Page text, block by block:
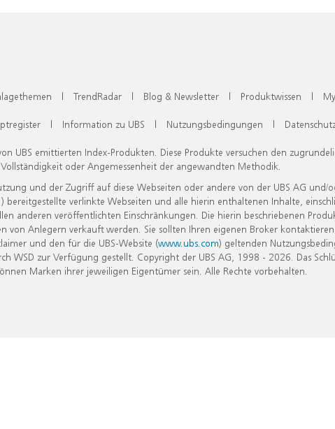
| TrendRadar | Blog & Newsletter | Produktwissen |
| Information zu UBS | Nutzungsbedingungen |
UBS emittierten Index-Produkten. Diese Produkte versuchen den
oder Angemessenheit der angewandten Methodik.
und der Zugriff auf diese Webseiten oder andere von der UBS AG und/
verlinkte Webseiten und alle hierin enthaltenen Inhalte,
anderen veröffentlichten Einschränkungen. Die hierin beschriebenen
Anlegern verkauft werden. Sie sollten Ihren eigenen Broker
und den für die UBS-Website (www.ubs.com) geltenden
zur Verfügung gestellt. Copyright der UBS AG, 1998 - 2026. Das
Marken ihrer jeweiligen Eigentümer sein. Alle Rechte vorbehalten.